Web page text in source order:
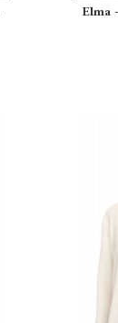
Elma